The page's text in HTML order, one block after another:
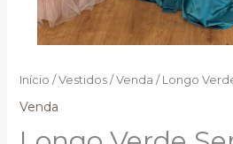
Início /Vestidos/Venda / Longo
Venda